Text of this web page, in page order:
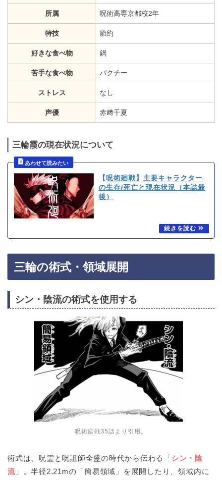
所属 呪術高専京都校2年
特技 節約
好きな食べ物 鍋
苦手な食べ物 パクチー
ストレス なし
声優 赤﨑千夏
三輪霞の現在状況について
【呪術廻戦】主要キャラクター
の生存/死亡と現在状況（本誌最
後）
三輪の術式・領域展開
シン・陰流の術式を使用する
呪術廻戦35話より引用。
術式は、呪霊と呪詛師全盛の時代から伝わる「シン・陰
流」。半径2.21mの「簡易領域」を展開したり、領域内に